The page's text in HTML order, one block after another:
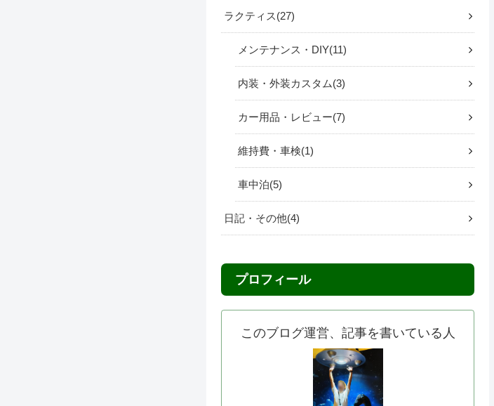
ラクティス 27
メンテナンス・DIY 11
内装・外装カスタム 3
カー用品・レビュー 7
維持費・車検 1
車中泊 5
日記・その他 4
プロフィール
このブログ運営、記事を書いている人